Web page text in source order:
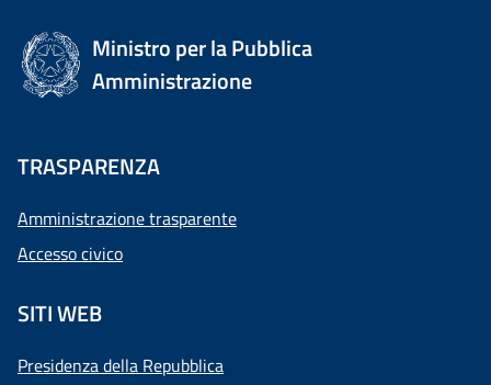
Ministro per la Pubblica
Amministrazione
TRASPARENZA
Amministrazione trasparente
Accesso civico
SITI WEB
Presidenza della Repubblica